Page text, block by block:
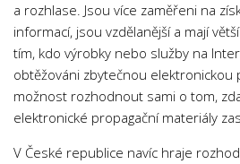
a rozhlase. Jsou více zaměřeni na
informací, jsou vzdělanější a mají
tím, kdo výrobky nebo služby na
obtěžováni zbytečnou elektronickou
možnost rozhodnout sami o tom,
elektronické propagační materiály
V České republice navíc hraje